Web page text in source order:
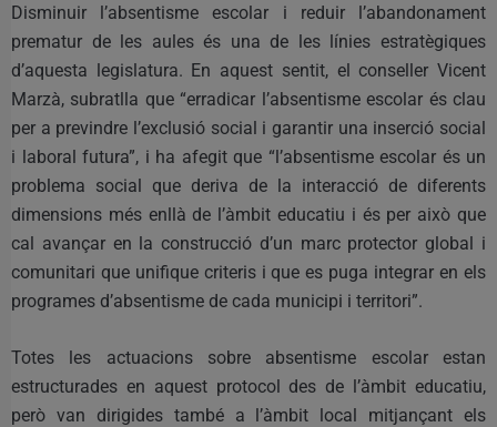
Disminuir l’absentisme escolar i reduir l’abandonament
prematur de les aules és una de les línies estratègiques
d’aquesta legislatura. En aquest sentit, el conseller Vicent
Marzà, subratlla que “erradicar l’absentisme escolar és clau
per a previndre l’exclusió social i garantir una inserció social
i laboral futura”, i ha afegit que “l’absentisme escolar és un
problema social que deriva de la interacció de diferents
dimensions més enllà de l’àmbit educatiu i és per això que
cal avançar en la construcció d’un marc protector global i
comunitari que unifique criteris i que es puga integrar en els
programes d’absentisme de cada municipi i territori”.
Totes les actuacions sobre absentisme escolar estan
estructurades en aquest protocol des de l’àmbit educatiu,
però van dirigides també a l’àmbit local mitjançant els